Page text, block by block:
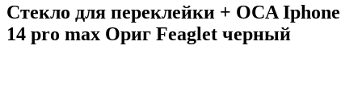
Стекло для переклейки + OCA Iphone
14 pro max Ориг Feaglet черный